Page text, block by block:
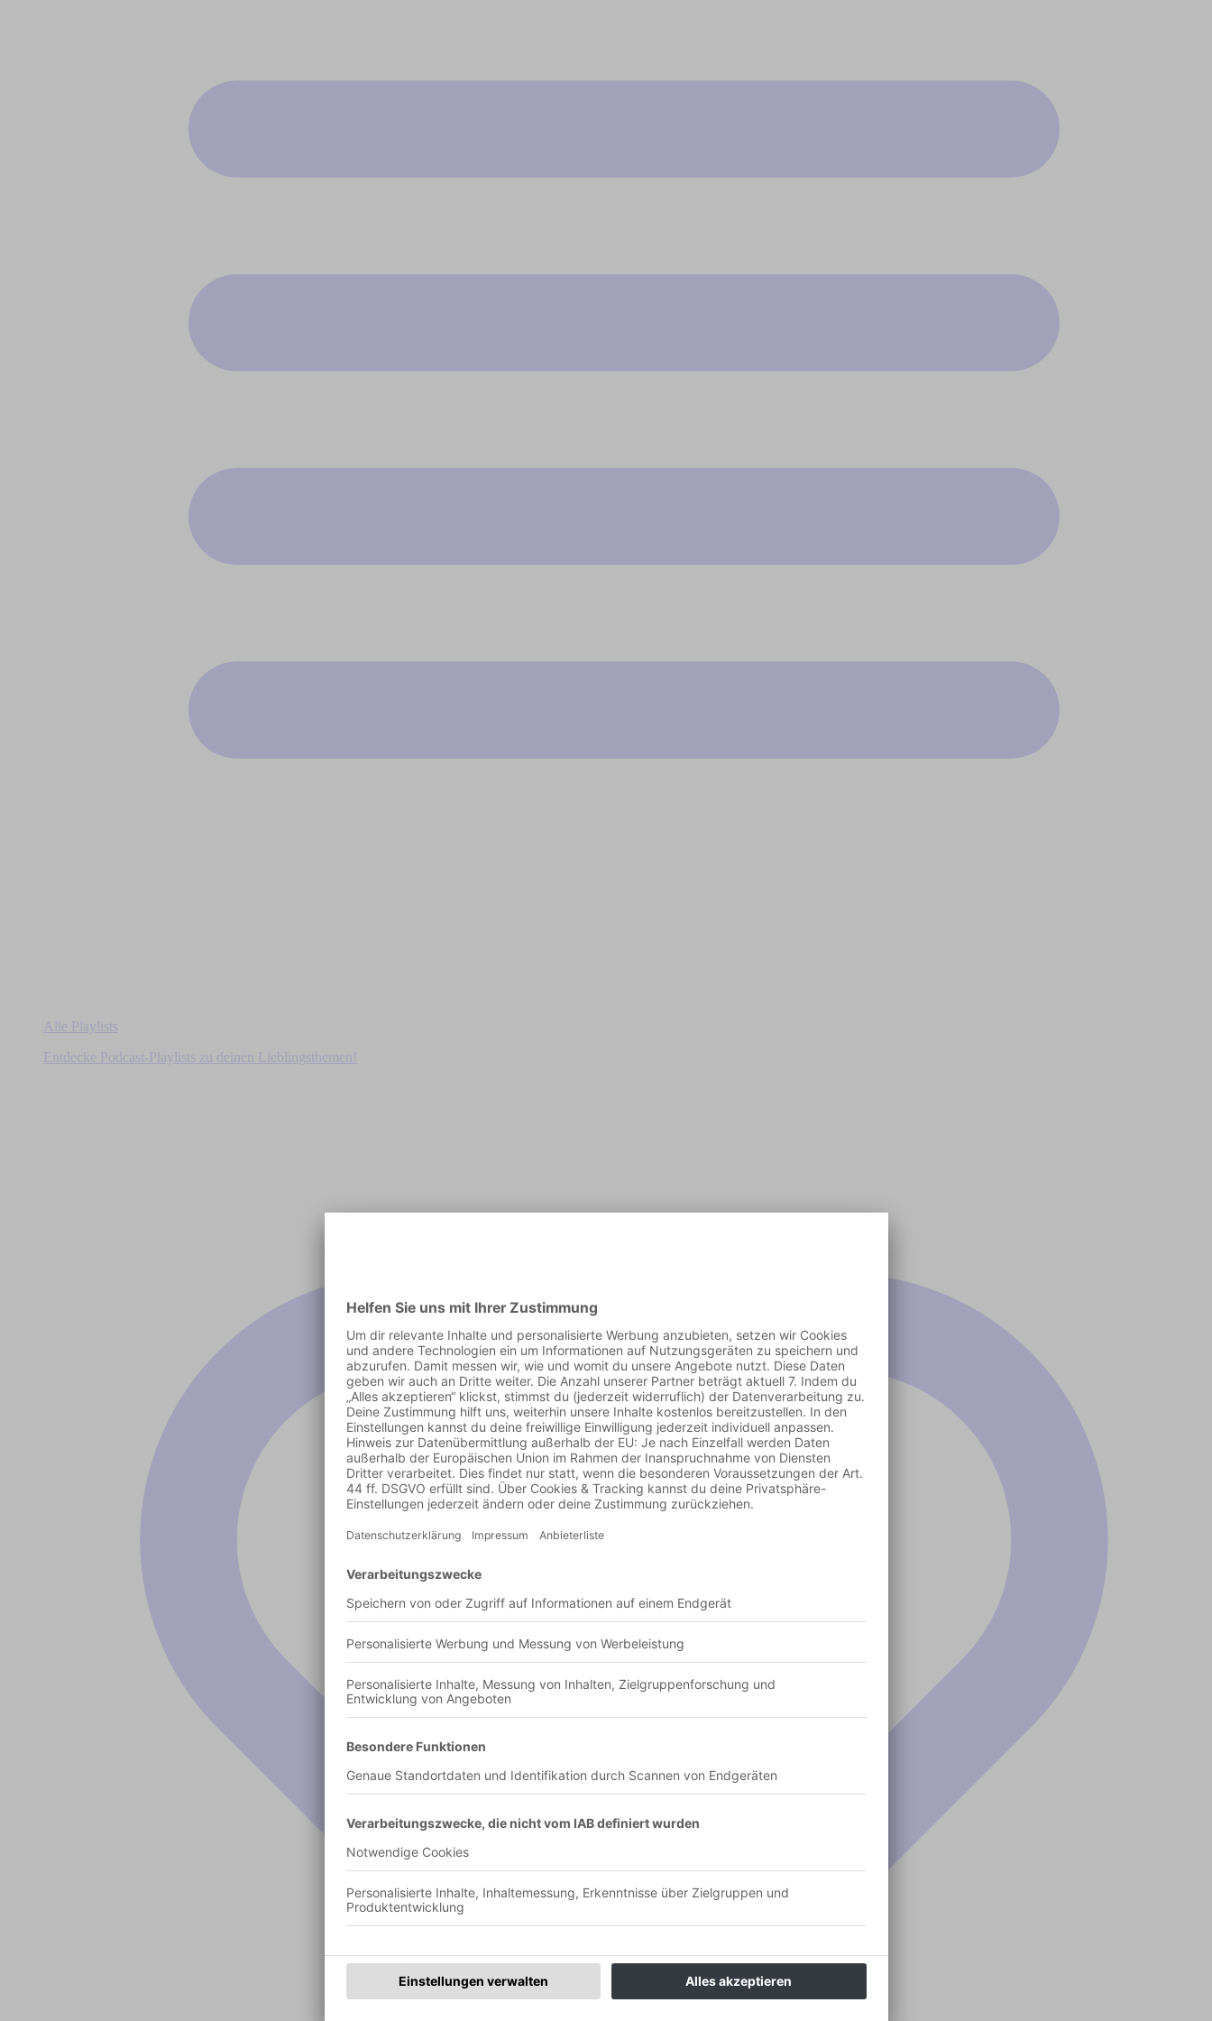
Alle Playlists
Entdecke Podcast-Playlists zu deinen Lieblingsthemen!